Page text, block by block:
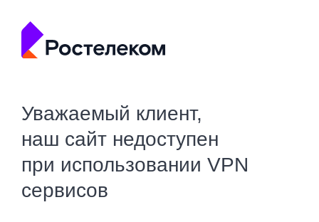
Уважаемый клиент,
наш сайт недоступен
при использовании VPN
сервисов